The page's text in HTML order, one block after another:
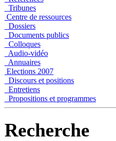
Tribunes
Centre de ressources
Dossiers
Documents publics
Colloques
Audio-vidéo
Annuaires
Elections 2007
Discours et positions
Entretiens
Propositions et programmes
Recherche